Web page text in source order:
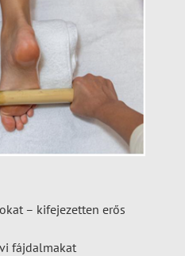
– kifejezetten erős
fájdalmakat